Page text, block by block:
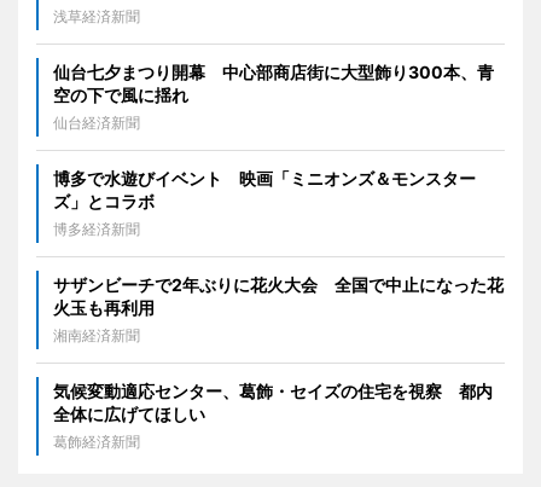
浅草経済新聞
仙台七夕まつり開幕 中心部商店街に大型飾り300本、青
空の下で風に揺れ
仙台経済新聞
博多で水遊びイベント 映画「ミニオンズ＆モンスター
ズ」とコラボ
博多経済新聞
サザンビーチで2年ぶりに花火大会 全国で中止になった花
火玉も再利用
湘南経済新聞
気候変動適応センター、葛飾・セイズの住宅を視察 都内
全体に広げてほしい
葛飾経済新聞